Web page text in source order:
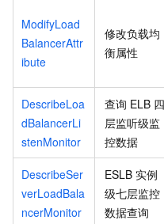
ModifyLoad
BalancerAttr
ibute
修改负载均
衡属性
DescribeLoa
dBalancerLi
stenMonitor
查询 ELB 四
层监听级监
控数据
DescribeSer
verLoadBala
ncerMonitor
ESLB 实例
级七层监控
数据查询